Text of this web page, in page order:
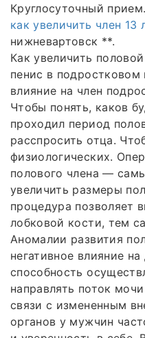
Круглосуточный прием.
как увеличить член 13
нижневартовск **.
Как увеличить
пенис в
влияние на член
Чтобы понять, каков
проходил период
расспросить отца.
физиологических.
полового члена —
увеличить размеры
процедура позволяет
лобковой кости, тем
Аномалии развития
негативное влияние
способность
направлять поток
связи с измененным
органов у мужчин